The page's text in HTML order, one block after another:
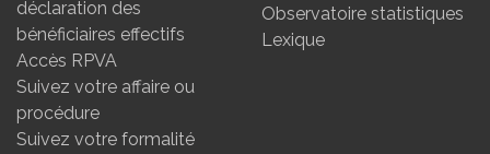
déclaration des
bénéficiaires effectifs
Accès RPVA
Suivez votre affaire ou
procédure
Suivez votre formalité
Observatoire statistiques
Lexique